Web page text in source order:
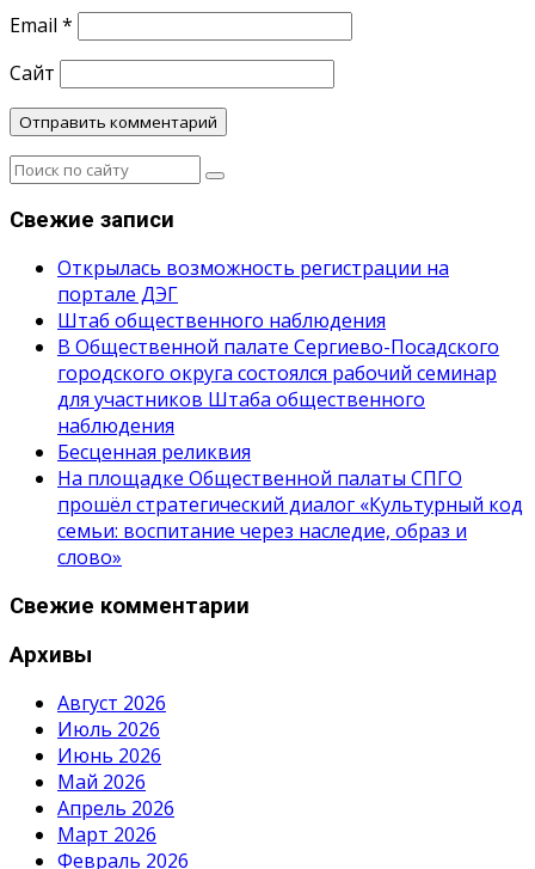
Email *
Сайт
Свежие записи
Открылась возможность регистрации на
портале ДЭГ
Штаб общественного наблюдения
В Общественной палате Сергиево-Посадского
городского округа состоялся рабочий семинар
для участников Штаба общественного
наблюдения
Бесценная реликвия
На площадке Общественной палаты СПГО
прошёл стратегический диалог «Культурный код
семьи: воспитание через наследие, образ и
слово»
Свежие комментарии
Архивы
Август 2026
Июль 2026
Июнь 2026
Май 2026
Апрель 2026
Март 2026
Февраль 2026